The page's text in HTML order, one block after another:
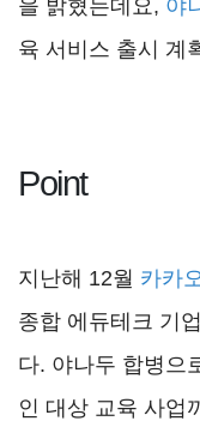
을 밝혔는데요, 야
육 서비스 출시 계
Point
지난해 12월 카카
종합 에듀테크 기
다. 야나두 합병으
인 대상 교육 사업